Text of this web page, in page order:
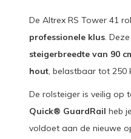
De Altrex RS Tower 41
professionele klus. Deze
steigerbreedte van 90
hout, belastbaar tot 250
De rolsteiger is veilig op
Quick® GuardRail heb
voldoet aan de nieuwe